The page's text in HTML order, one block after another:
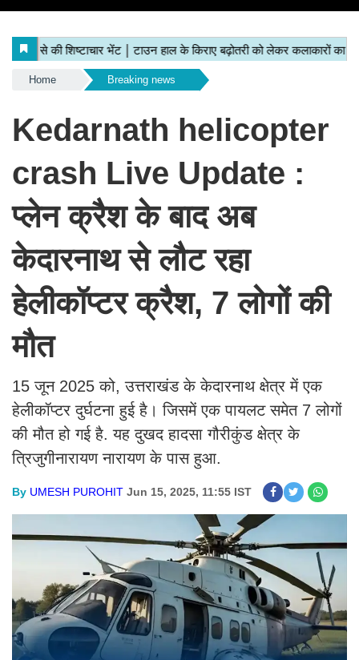
Home Breaking news
Kedarnath helicopter
crash Live Update :
प्लेन क्रैश के बाद अब
केदारनाथ से लौट रहा
हेलीकॉप्टर क्रैश, 7 लोगों की
मौत
15 जून 2025 को, उत्तराखंड के केदारनाथ क्षेत्र में एक
हेलीकॉप्टर दुर्घटना हुई है। जिसमें एक पायलट समेत 7 लोगों
की मौत हो गई है. यह दुखद हादसा गौरीकुंड क्षेत्र के
त्रिजुगीनारायण नारायण के पास हुआ.
By UMESH PUROHIT Jun 15, 2025, 11:55 IST